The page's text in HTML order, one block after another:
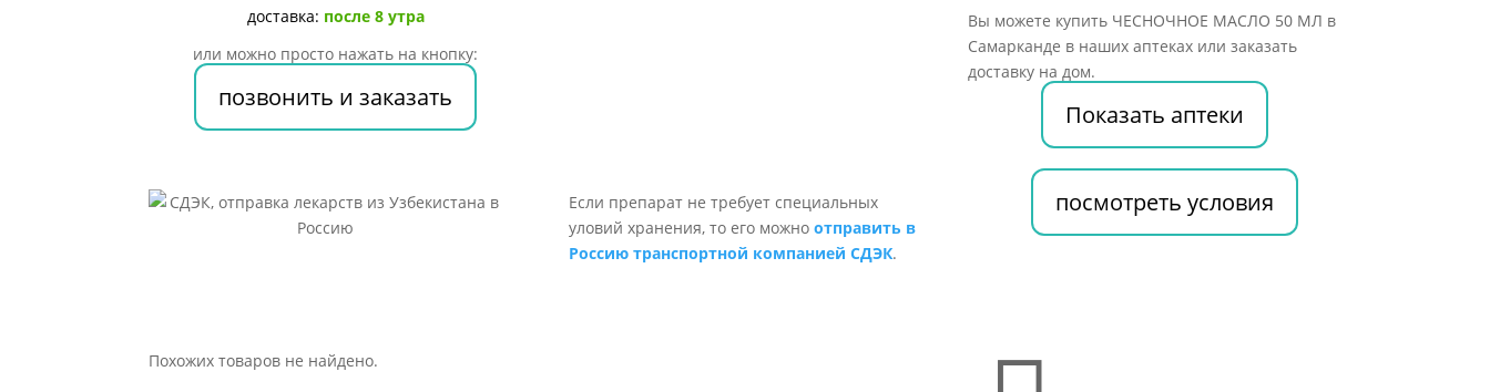
доставка: после 8 утра
или можно просто нажать на кнопку:
позвонить и заказать
Вы можете купить ЧЕСНОЧНОЕ МАСЛО 50 МЛ в
Самарканде в наших аптеках или заказать
доставку на дом.
Показать аптеки
Если препарат не требует специальных
уловий хранения, то его можно отправить в
Россию транспортной компанией СДЭК.
посмотреть условия
Похожих товаров не найдено.